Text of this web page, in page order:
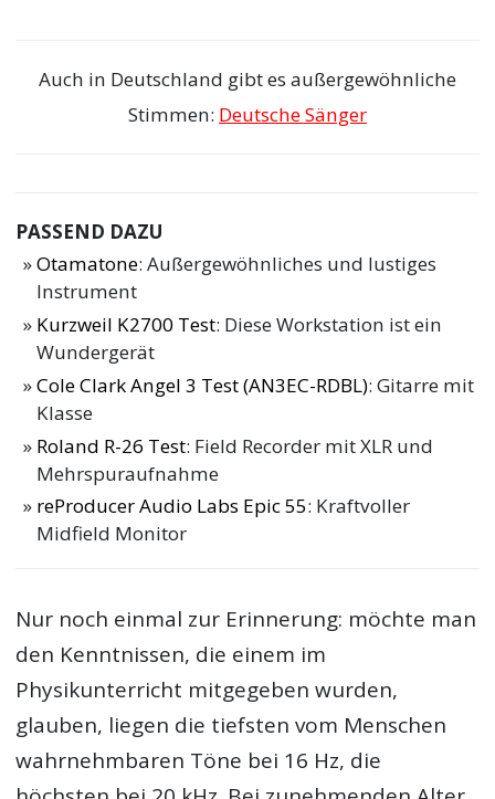
Auch in Deutschland gibt es außergewöhnliche
Stimmen: Deutsche Sänger
PASSEND DAZU
Otamatone: Außergewöhnliches und lustiges
Instrument
Kurzweil K2700 Test: Diese Workstation ist ein
Wundergerät
Cole Clark Angel 3 Test (AN3EC-RDBL): Gitarre mit
Klasse
Roland R-26 Test: Field Recorder mit XLR und
Mehrspuraufnahme
reProducer Audio Labs Epic 55: Kraftvoller
Midfield Monitor
Nur noch einmal zur Erinnerung: möchte man
den Kenntnissen, die einem im
Physikunterricht mitgegeben wurden,
glauben, liegen die tiefsten vom Menschen
wahrnehmbaren Töne bei 16 Hz, die